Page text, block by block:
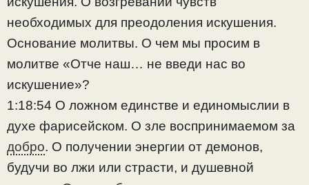
необходимых для преодоления искушения.
Основание молитвы. О чем мы просим в
молитве «Отче наш… не введи нас во
искушение»?
1:18:54 О ложном единстве и единомыслии в
духе фарисейском. О зле воспринимаемом за
добро. О получении энергии от демонов,
будучи во лжи или страсти, и душевной